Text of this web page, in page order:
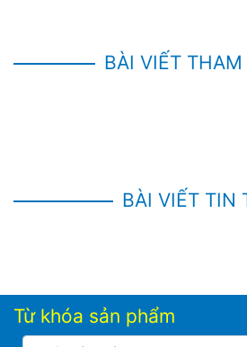
BÀI VIẾT THAM
BÀI VIẾT TIN
Từ khóa sản phẩm